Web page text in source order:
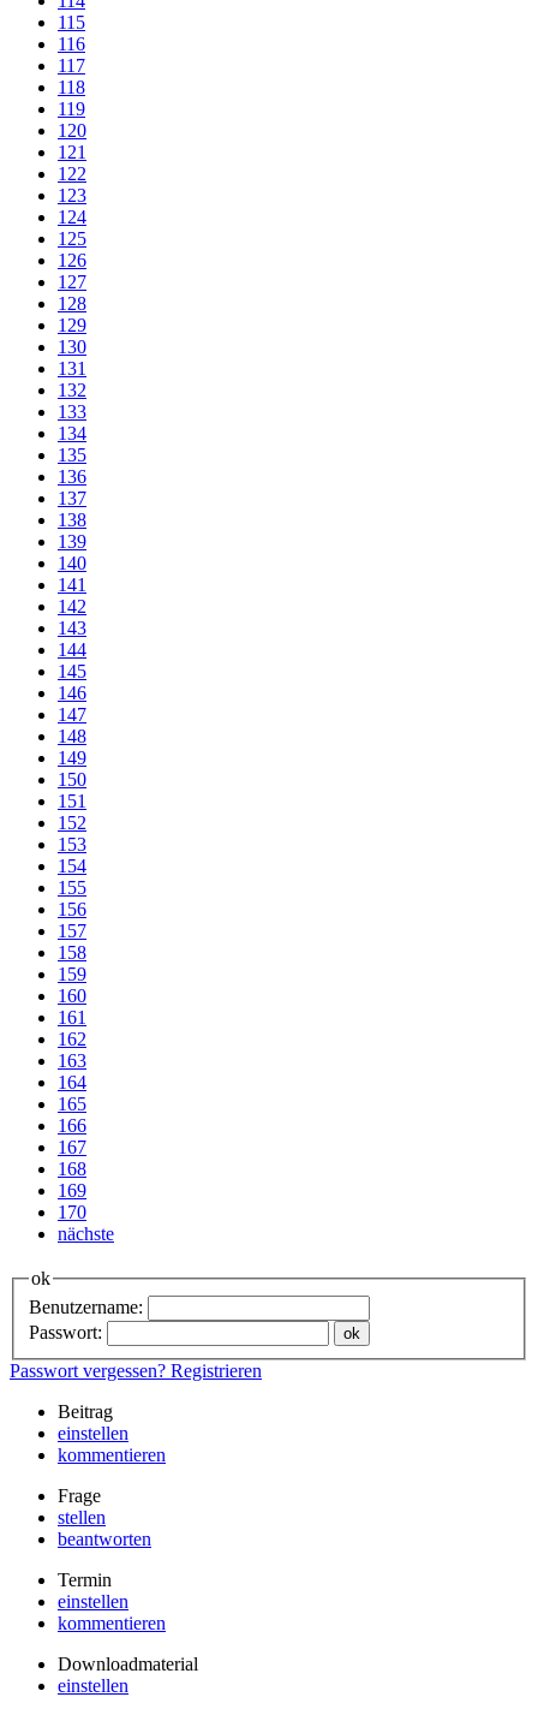
115
116
117
118
119
120
121
122
123
124
125
126
127
128
129
130
131
132
133
134
135
136
137
138
139
140
141
142
143
144
145
146
147
148
149
150
151
152
153
154
155
156
157
158
159
160
161
162
163
164
165
166
167
168
169
170
nächste
ok
Benutzername:
Passwort:
Passwort vergessen? Registrieren
Beitrag
einstellen
kommentieren
Frage
stellen
beantworten
Termin
einstellen
kommentieren
Downloadmaterial
einstellen